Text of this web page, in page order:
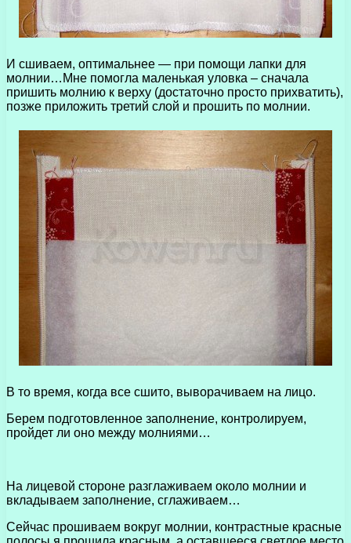
И сшиваем, оптимальнее — при помощи лапки для
молнии…Мне помогла маленькая уловка – сначала
пришить молнию к верху (достаточно просто прихватить),
позже приложить третий слой и прошить по молнии.
В то время, когда все сшито, выворачиваем на лицо.
Берем подготовленное заполнение, контролируем,
пройдет ли оно между молниями…
На лицевой стороне разглаживаем около молнии и
вкладываем заполнение, сглаживаем…
Сейчас прошиваем вокруг молнии, контрастные красные